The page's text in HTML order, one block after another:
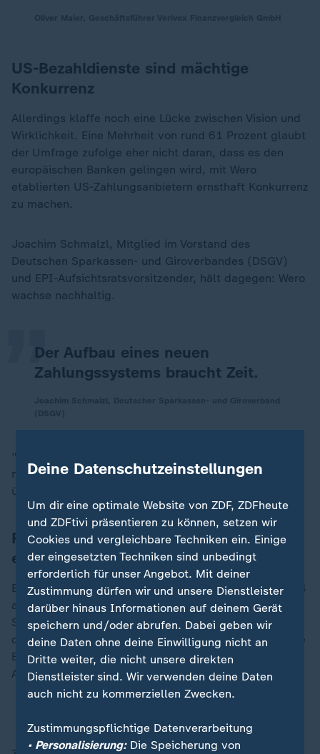
US-Bezahldienste sind mächtige
Konkurrenz
Allerdings klaffe noch eine Lücke zwischen Vision und
Wirklichkeit. Eine Mehrheit von rund 61 Prozent glaubt
der Umfrage zufolge eher nicht daran, dass es den
europäischen Banken gelingen wird, mit Wero
etablierten US-Zahlungsanbietern ernsthaft Konkurrenz
zu machen.
Joachim Schmalzl, Mitglied im Vorstand des
Deutschen Sparkassen- und Giroverbandes (DSGV)
und EPI-Aufsichtsratsvorsitzender, hält dagegen: Wero
wachse nachhaltig.
Der Aufbau eines neuen
Zahlungssystems braucht Zeit.
„
"Wir müssen Vertrauen und Akzeptanz gewinnen - das
mussten sich auch andere erfolgreiche Anbieter erst
über Jahre erarbeiten", so Schmalzl weiter.
Reichweitenerwartung von Giropay nie
erfüllt
Bei Paydirekt/Giropay hatte sich zur Jahresmitte 2024
abgezeichnet, dass Deutschlands Banken und
Sparkassen nicht mehr bereit sind, weiteres Geld in
dieses Modell zu investieren - auch, weil zeitgleich die
Bestrebungen für ein gemeinsames europäisches
Angebot vorangetrieben wurden.
Deine Datenschutzeinstellungen
Um dir eine optimale Website von ZDF, ZDFheute
und ZDFtivi präsentieren zu können, setzen wir
Cookies und vergleichbare Techniken ein. Einige
der eingesetzten Techniken sind unbedingt
erforderlich für unser Angebot. Mit deiner
Zustimmung dürfen wir und unsere Dienstleister
darüber hinaus Informationen auf deinem Gerät
speichern und/oder abrufen. Dabei geben wir
deine Daten ohne deine Einwilligung nicht an
Dritte weiter, die nicht unsere direkten
Dienstleister sind. Wir verwenden deine Daten
auch nicht zu kommerziellen Zwecken.
Zustimmungspflichtige Datenverarbeitung
• Personalisierung:Die Speicherung von